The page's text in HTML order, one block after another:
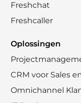
Freshchat
Freshcaller
Oplossingen
CRM voor Sales
Omnichannel